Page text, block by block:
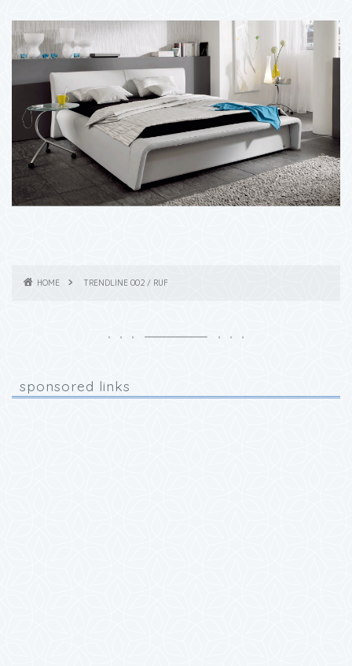
HOME TRENDLINE 002 / RUF
sponsored links